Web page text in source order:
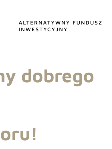
dobrego